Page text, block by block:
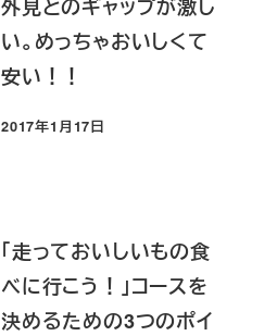
外見とのギャップが激し
い。めっちゃおいしくて
安い！！
投稿日
2017年1月17日
「走っておいしいもの食
べに行こう！」コースを
決めるための3つのポイ